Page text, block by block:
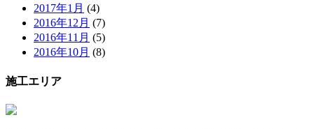
2017年1月 (4)
2016年12月 (7)
2016年11月 (5)
2016年10月 (8)
施工エリア